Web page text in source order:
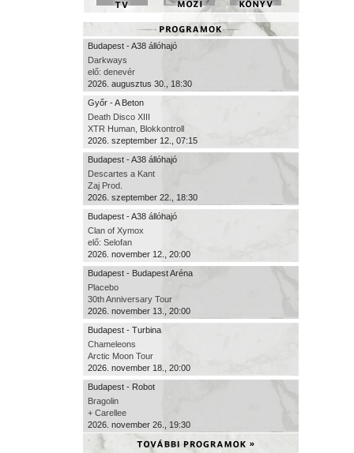
Budapest - A38 állóhajó
Darkways
elő: denevér
2026. augusztus 30., 18:30
Győr - A Beton
Death Disco XIII
XTR Human, Blokkontroll
2026. szeptember 12., 07:15
Budapest - A38 állóhajó
Descartes a Kant
Zaj Prod.
2026. szeptember 22., 18:30
Budapest - A38 állóhajó
Clan of Xymox
elő: Selofan
2026. november 12., 20:00
Budapest - Budapest Aréna
Placebo
30th Anniversary Tour
2026. november 13., 20:00
Budapest - Turbina
Chameleons
Arctic Moon Tour
2026. november 18., 20:00
Budapest - Robot
Bragolin
+ Carellee
2026. november 26., 19:30